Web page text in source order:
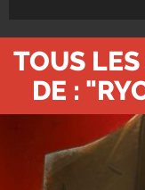
TOUS
DE :